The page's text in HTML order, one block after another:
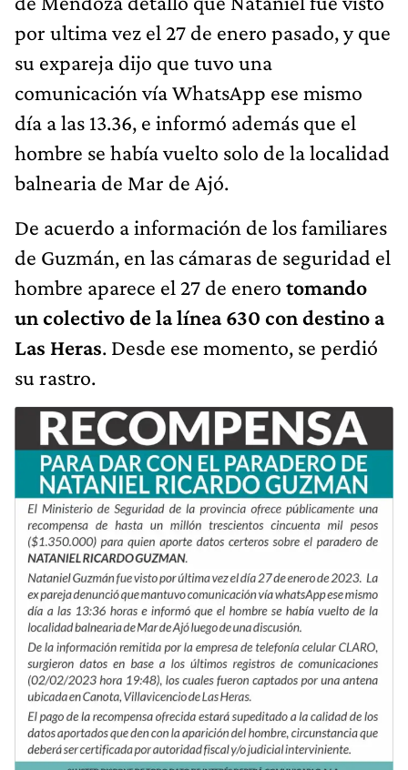
por ultima vez el 27 de enero pasado, y que
su expareja dijo que tuvo una
comunicación vía WhatsApp ese mismo
día a las 13.36, e informó además que el
hombre se había vuelto solo de la localidad
balnearia de Mar de Ajó.
De acuerdo a información de los familiares
de Guzmán, en las cámaras de seguridad el
hombre aparece el 27 de enero tomando
un colectivo de la línea 630 con destino a
Las Heras. Desde ese momento, se perdió
su rastro.